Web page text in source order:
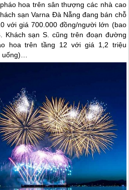
hoa trên sân thượng các nhà cao
sạn Varna Đà Nẵng đang bán chỗ
với giá 700.000 đồng/người lớn (bao
Khách sạn S. cũng trên đoạn đường
hoa trên tầng 12 với giá 1,2 triệu
uống)…